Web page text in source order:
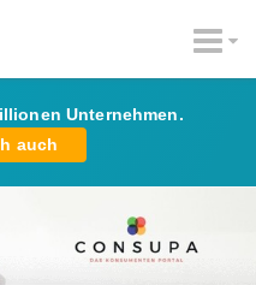
Unternehmen.
auch